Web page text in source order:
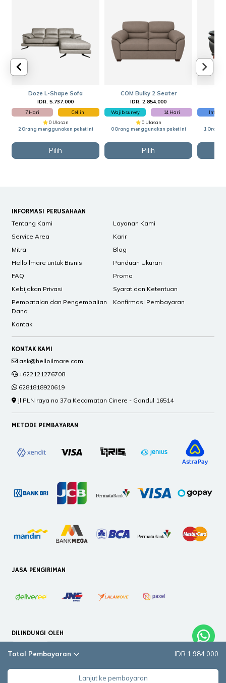
Doze L-Shape Sofa
IDR. 5.737.000
7 Hari
Cellini
0 Ulasan
2 Orang menggunakan paket ini
Pilih
COM Bulky 2 Seater
IDR. 2.854.000
Wajib survey
14 Hari
0 Ulasan
0 Orang menggunakan paket ini
Pilih
1 Orang
Total Pembayaran IDR 1.984.000
Lanjut ke pembayaran
INFORMASI PERUSAHAAN
Tentang Kami
Layanan Kami
Service Area
Karir
Mitra
Blog
Helloilmare untuk Bisnis
Panduan Ukuran
FAQ
Promo
Kebijakan Privasi
Syarat dan Ketentuan
Pembatalan dan Pengembalian
Dana
Konfirmasi Pembayaran
Kontak
KONTAK KAMI
ask@helloilmare.com
+622121276708
6281818920619
Jl PLN raya no 37a Kecamatan Cinere - Gandul 16514
METODE PEMBAYARAN
JASA PENGIRIMAN
DILINDUNGI OLEH